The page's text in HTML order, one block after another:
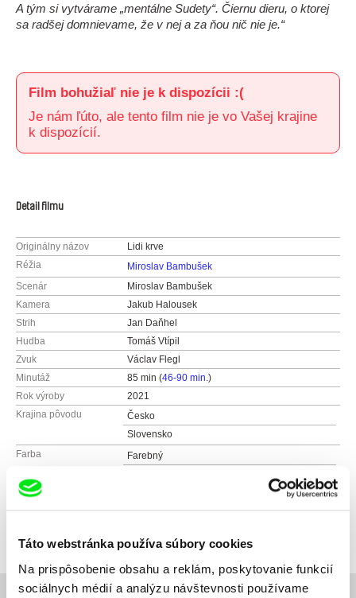
Táto webstránka používa súbory cookies
Na prispôsobenie obsahu a reklám, poskytovanie funkcií
sociálnych médií a analýzu návštevnosti používame
A tým si vytvárame „mentálne Sudety“. Čiernu dieru, o ktorej
sa radšej domnievame, že v nej a za ňou nič nie je.“
Film bohužiaľ nie je k dispozícii :(
Je nám ľúto, ale tento film nie je vo Vašej krajine
k dispozícií.
Detail filmu
Originálny názov
Lidi krve
Réžia
Miroslav Bambušek
Scenár
Miroslav Bambušek
Kamera
Jakub Halousek
Strih
Jan Daňhel
Hudba
Tomáš Vtípil
Zvuk
Václav Flegl
Minutáž
85 min (46-90 min.)
Rok výroby
2021
Krajina pôvodu
Česko
Slovensko
Farba
Farebný
Produkcia
Galandova 5
Slovensko
web:http://www.atelierdoc.sk
mobil: +421904610694